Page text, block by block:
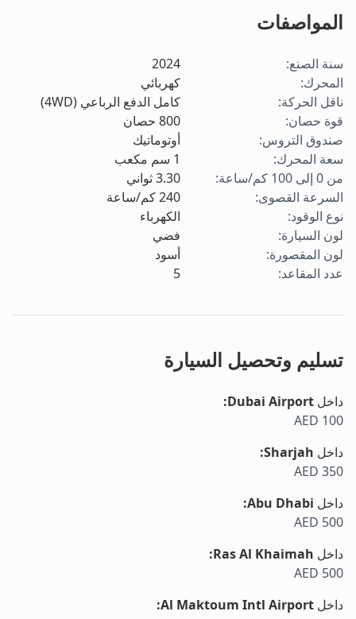
المواصفات
سنة الصنع:
2024
المحرك:
كهربائي
ناقل الحركة:
كامل الدفع الرباعي (4WD)
قوة حصان:
800 حصان
صندوق التروس:
أوتوماتيك
سعة المحرك:
1 سم مكعب
من 0 إلى 100 كم/ساعة
:
3.30ثواني
السرعة القصوى:
240كم/ساعة
نوع الوقود:
الكهرباء
لون السيارة:
فضي
لون المقصورة:
أسود
عدد المقاعد:
5
تسليم وتحصيل السيارة
داخل Dubai Airport
:
AED 100
داخل Sharjah
:
AED 350
داخل Abu Dhabi
:
AED 500
داخل Ras Al Khaimah
:
AED 500
داخل Al Maktoum Intl Airport
: